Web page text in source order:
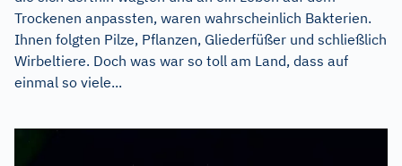
Trockenen anpassten, waren wahrscheinlich Bakterien.
Ihnen folgten Pilze, Pflanzen, Gliederfüßer und schließlich
Wirbeltiere. Doch was war so toll am Land, dass auf
einmal so viele...